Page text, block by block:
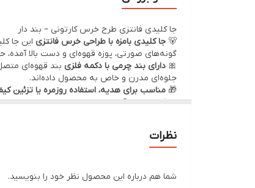
قابل حمل و سبک
جنس‌های مقاوم: فلز ضدزنگ، چرم طبیعی،
قابل استفاده برای کلیدهای خانه، خودرو،
🎁 مناسب برای:
هدیه دادن در مناسبت‌های کوچک
افزودن یک اکسسوری شیک به استایل شخصی
جا کلیدی فانتزی طرح خرس کارتونی – بند دار
🐻 جا کلیدی بامزه با طراحی خرس فانتزی این جا
گونه‌های صورتی، پوزه قهوه‌ای و دست بالا
🎀 دارای بند چرمی با دکمه فلزی بند قهوه‌ای
جلوه‌ای مدرن و خاص به محصول داده‌اند.
🎁 مناسب برای هدیه، استفاده روزمره یا تزئین
سبک و مقاوم آن برای استفاده روزانه بسیار
بند چرمی با دکمه فلزی و نوشته تزئینی
جنس پلاستیک فشرده با کیفیت بالا
سبک، مقاوم و قابل حمل
نظرات
شما هم درباره این محصول نظر خود را بنویسید.